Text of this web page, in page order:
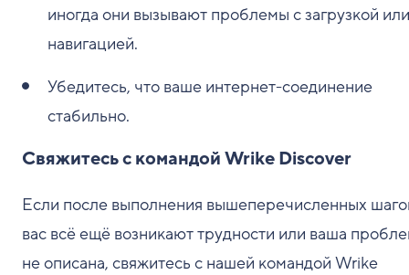
иногда они вызывают проблемы с загрузкой или
навигацией.
Убедитесь, что ваше интернет-соединение
стабильно.
Свяжитесь с командой Wrike Discover
Если после выполнения вышеперечисленных
вас всё ещё возникают трудности или ваша
не описана, свяжитесь с нашей командой Wrike